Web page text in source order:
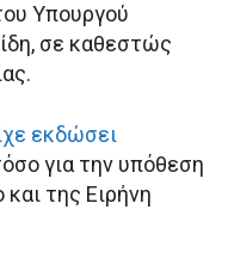
Υπουργού
σε καθεστώς
εκδώσει
για την υπόθεση
της Ειρήνη